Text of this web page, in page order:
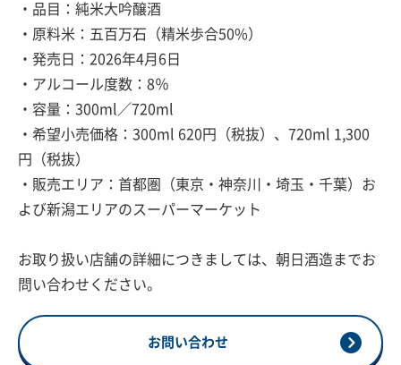
・品目：純米大吟醸酒
・原料米：五百万石（精米歩合50%）
・発売日：2026年4月6日
・アルコール度数：8％
・容量：300ml／720ml
・希望小売価格：300ml 620円（税抜）、720ml 1,300
円（税抜）
・販売エリア：首都圏（東京・神奈川・埼玉・千葉）お
よび新潟エリアのスーパーマーケット
お取り扱い店舗の詳細につきましては、朝日酒造までお
問い合わせください。
お問い合わせ